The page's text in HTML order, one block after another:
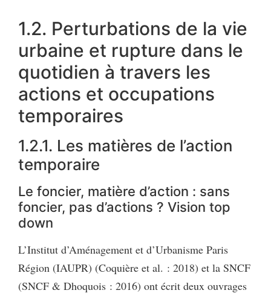
1.2. Perturbations de la vie
urbaine et rupture dans le
quotidien à travers les
actions et occupations
temporaires
1.2.1. Les matières de l’action
temporaire
Le foncier, matière d’action : sans
foncier, pas d’actions ? Vision top
down
L’Institut d’Aménagement et d’Urbanisme Paris
Région (IAUPR) (Coquière et al. : 2018) et la SNCF
(SNCF & Dhoquois : 2016) ont écrit deux ouvrages